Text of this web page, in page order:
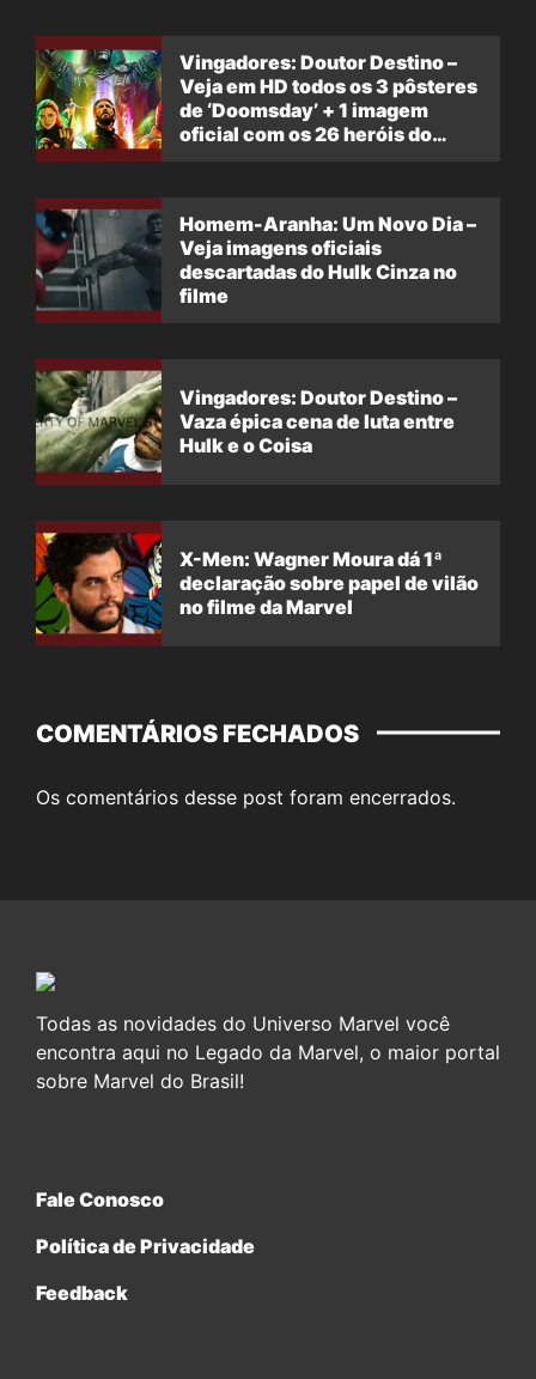
Vingadores: Doutor Destino –
Veja em HD todos os 3 pôsteres
de ‘Doomsday’ + 1 imagem
oficial com os 26 heróis do
Homem-Aranha: Um Novo Dia –
Veja imagens oficiais
descartadas do Hulk Cinza no
filme
Vingadores: Doutor Destino –
Vaza épica cena de luta entre
Hulk e o Coisa
X-Men: Wagner Moura dá 1ª
declaração sobre papel de vilão
no filme da Marvel
COMENTÁRIOS FECHADOS
Os comentários desse post foram encerrados.
Todas as novidades do Universo Marvel você
encontra aqui no Legado da Marvel, o maior portal
sobre Marvel do Brasil!
Fale Conosco
Política de Privacidade
Feedback